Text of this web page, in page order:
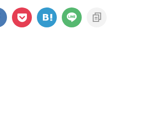
ツールと外注